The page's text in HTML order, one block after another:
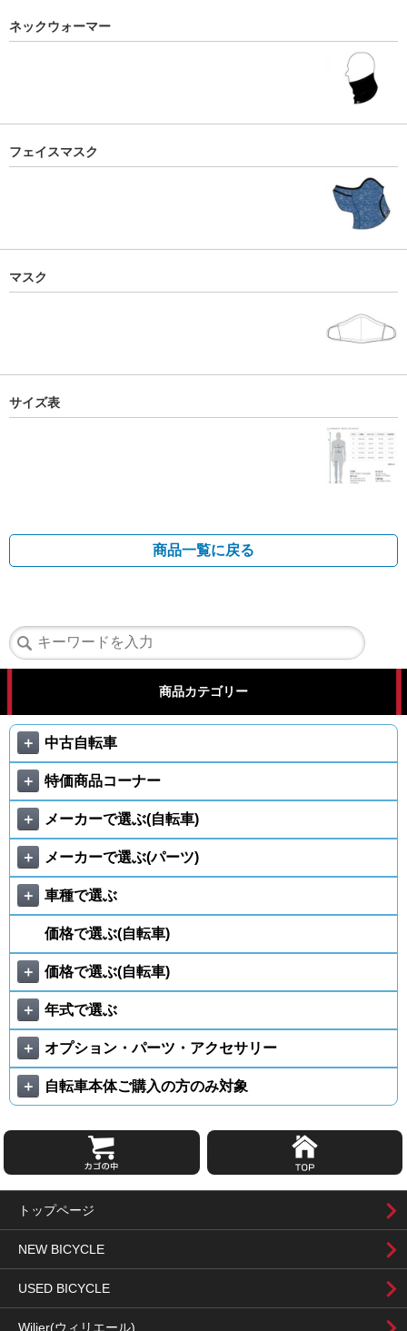
ネックウォーマー
フェイスマスク
マスク
サイズ表
商品一覧に戻る
商品カテゴリー
＋ 中古自転車
＋ 特価商品コーナー
＋ メーカーで選ぶ(自転車)
＋ メーカーで選ぶ(パーツ)
＋ 車種で選ぶ
価格で選ぶ(自転車)
＋ 価格で選ぶ(自転車)
＋ 年式で選ぶ
＋ オプション・パーツ・アクセサリー
＋ 自転車本体ご購入の方のみ対象
トップページ
NEW BICYCLE
USED BICYCLE
Wilier(ウィリエール)